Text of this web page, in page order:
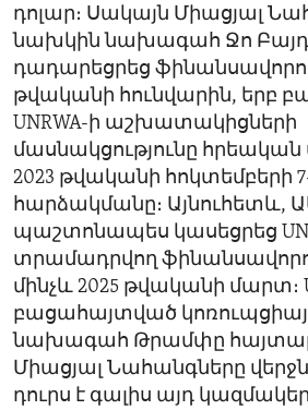
դոլար։ Սակայն Միացյալ
նախկին նախագահ Ջո
դադարեցրեց
թվականի հունվարին, երբ
UNRWA-ի աշխատակիցների
մասնակցությունը
2023 թվականի հոկտեմբերի
հարձակմանը։ Այնուհետև,
պաշտոնապես կասեցրեց
տրամադրվող
մինչև 2025 թվականի մարտ։
բացահայտված կոռուպցիայի
նախագահ Թրամփը
Միացյալ Նահանգները
դուրս է գալիս այդ